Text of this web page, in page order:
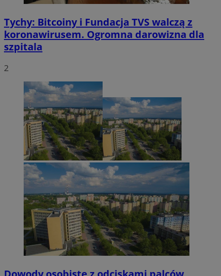
Tychy: Bitcoiny i Fundacja TVS walczą z
koronawirusem. Ogromna darowizna dla
szpitala
2